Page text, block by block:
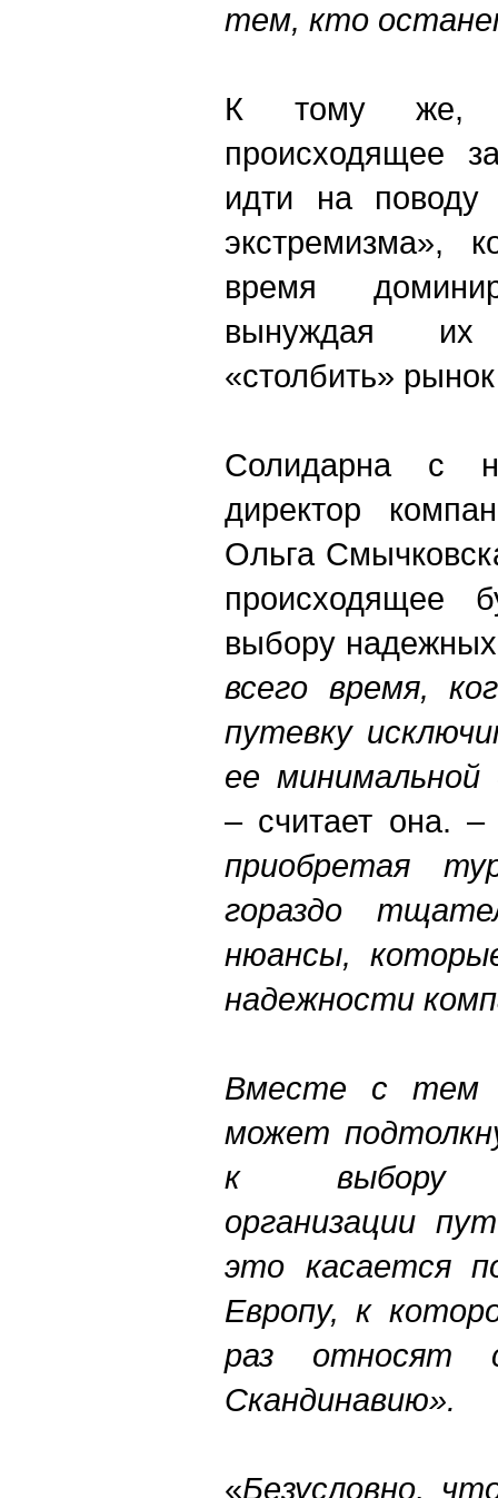
тем, кто
К тому же,
происходящее
идти на поводу
экстремизма»,
время
вынуждая их
«столбить»
Солидарна с
директор
Ольга
происходящее
выбору
всего время,
путевку
ее
– считает она.
приобретая
гораздо
нюансы,
надежности
Вместе с тем
может
к выбору
организации
это касается
Европу, к
раз относят
Скандинавию».
«Безусловно,